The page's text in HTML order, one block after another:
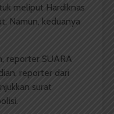
meliput Hardiknas
Namun, keduanya
reporter SUARA
reporter dari
surat